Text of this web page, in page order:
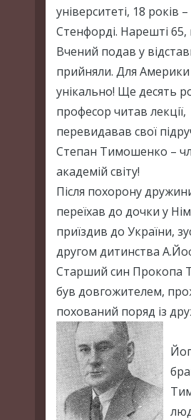
університеті, 18 років
Стенфорді. Нарешті 65,
Вчений подав у
прийняли. Для
унікально! Ще десять
професор читав лекції,
перевидавав свої
Степан Тимошенко –
академій світу!
Після похорону
переїхав до дочки у
приїздив до України,
другом дитинства
Старший син Прокопа
був довгожителем,
похований поряд із